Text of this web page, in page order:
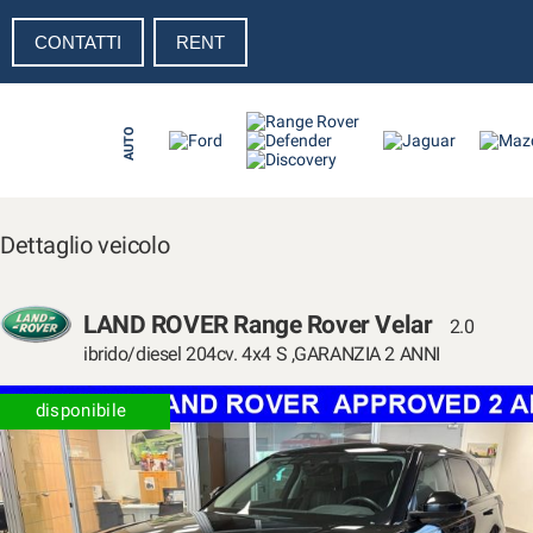
CONTATTI RENT
AUTO
Dettaglio veicolo
LAND ROVER Range Rover Velar
2.0
ibrido/diesel 204cv. 4x4 S ,GARANZIA 2 ANNI
disponibile
Le
tue
preferenze
pannello
ti
di
esprimere
preferenze
di
consenso
alle
tecnologie